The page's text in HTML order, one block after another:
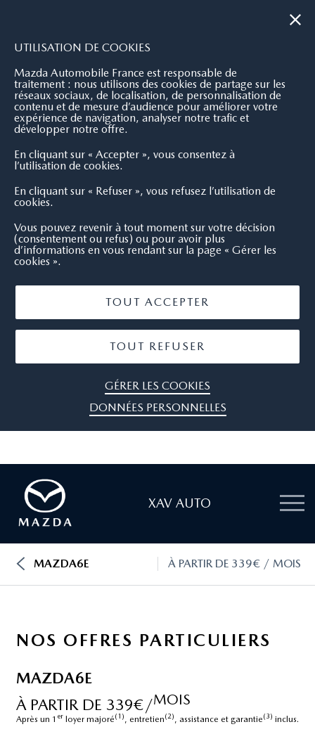
UTILISATION DE COOKIES
Mazda Automobile France est responsable de
traitement : nous utilisons des cookies de partage sur les
réseaux sociaux, de localisation, de personnalisation de
contenu et de mesure d’audience pour améliorer votre
expérience de navigation, analyser notre trafic et
développer notre offre.
En cliquant sur « Accepter », vous consentez à
l’utilisation de cookies.
En cliquant sur « Refuser », vous refusez l’utilisation de
cookies.
Vous pouvez revenir à tout moment sur votre décision
(consentement ou refus) ou pour avoir plus
d’informations en vous rendant sur la page « Gérer les
cookies ».
TOUT ACCEPTER
TOUT REFUSER
GÉRER LES COOKIES
DONNÉES PERSONNELLES
XAV AUTO
MAZDA6E À PARTIR DE 339€ / MOIS
NOS OFFRES PARTICULIERS
MAZDA6E
À PARTIR DE 339€/MOIS
Après un 1 er loyer majoré(1), entretien(2), assistance et garantie(3) inclus.